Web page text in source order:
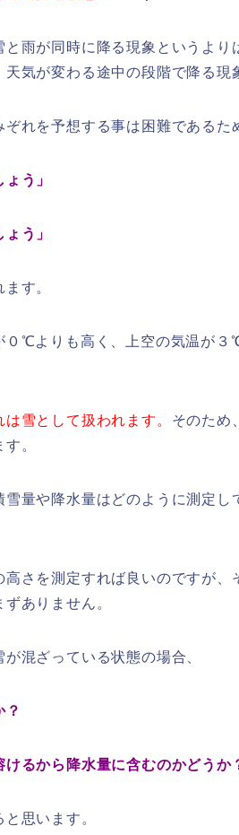
雨が同時に降る現象というより
気が変わる途中の段階で降る現
れを予想する事は困難であるた
う」
う」
す。
０℃よりも高く、上空の気温が
は雪として扱われます。 そのため
。
雪量や降水量はどのように測定し
さを測定すれば良いのですが、
ありません。
混ざっている状態の場合、
？
けるから降水量に含むのかどうか
思います。